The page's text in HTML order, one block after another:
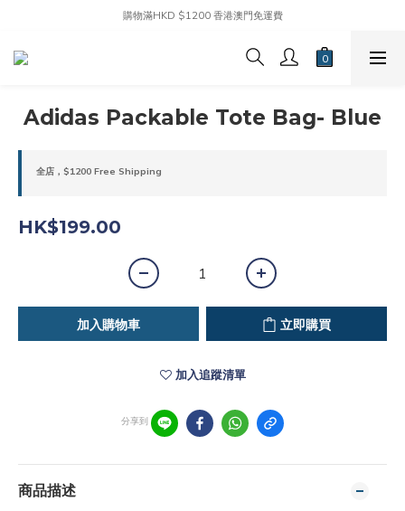
購物滿HKD $1200 香港澳門免運費
Adidas Packable Tote Bag- Blue
全店，$1200 Free Shipping
HK$199.00
加入購物車 立即購買
加入追蹤清單
分享到
商品描述